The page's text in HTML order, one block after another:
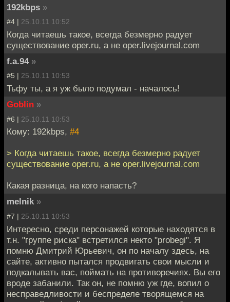
192kbps »
#4 | 25.10.11 10:52
Когда читаешь такое, всегда безмерно радует
существование oper.ru, а не oper.livejournal.com
f.a.94 »
#5 | 25.10.11 10:53
Тьфу ты, а я уж было подумал - началось!
Goblin »
#6 | 25.10.11 10:53
Кому: 192kbps, #4
> Когда читаешь такое, всегда безмерно радует
существование oper.ru, а не oper.livejournal.com
Какая разница, на кого напасть?
melnik »
#7 | 25.10.11 10:53
Интересно, среди персонажей которые находятся в
т.н. "группе риска" встретился некто "probegi". Я
помню Дмитрий Юрьевич, он по началу здесь, на
сайте, активно пытался продвигать свои мысли и
подкалывать вас, поймать на противоречиях. Вы его
вроде забанили. Так он, не помню уж где, вопил о
несправедливости и беспределе творящемся на